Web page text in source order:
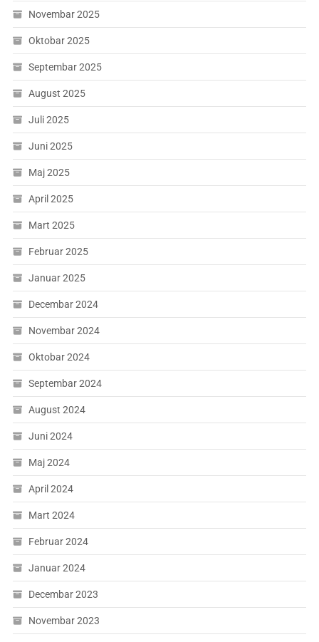
Novembar 2025
Oktobar 2025
Septembar 2025
August 2025
Juli 2025
Juni 2025
Maj 2025
April 2025
Mart 2025
Februar 2025
Januar 2025
Decembar 2024
Novembar 2024
Oktobar 2024
Septembar 2024
August 2024
Juni 2024
Maj 2024
April 2024
Mart 2024
Februar 2024
Januar 2024
Decembar 2023
Novembar 2023